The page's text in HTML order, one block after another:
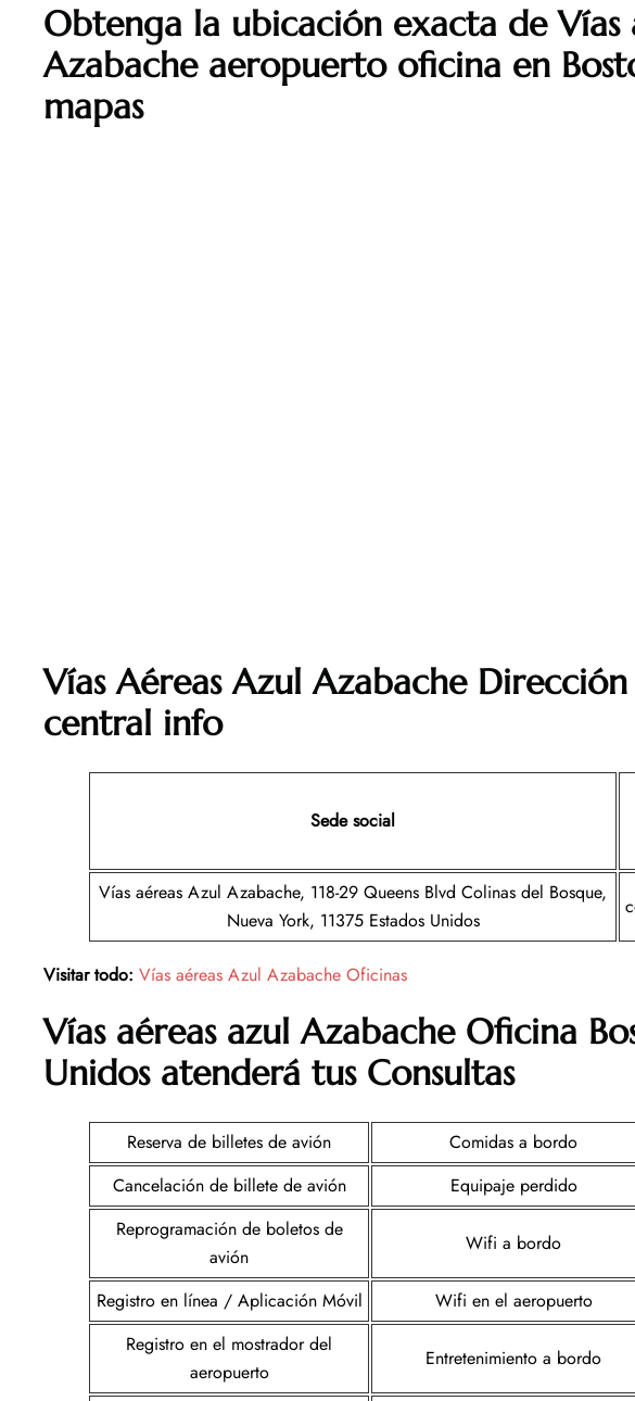
Obtenga la ubicación exacta de Vías
Azabache aeropuerto oficina en
mapas
Vías Aéreas Azul Azabache
central info
Sede social
Vías aéreas Azul Azabache, 118-29 Queens Blvd Colinas del Bosque,
Nueva York, 11375 Estados Unidos
Visitar todo: Vías aéreas Azul Azabache Oficinas
Vías aéreas azul Azabache Oficina
Unidos atenderá tus Consultas
Reserva de billetes de avión Comidas a bordo
Cancelación de billete de avión
Equipaje perdido
Reprogramación de boletos de
avión
Wifi a bordo
Registro en línea / Aplicación Móvil Wifi en el aeropuerto
Registro en el mostrador del
aeropuerto
Entretenimiento a bordo